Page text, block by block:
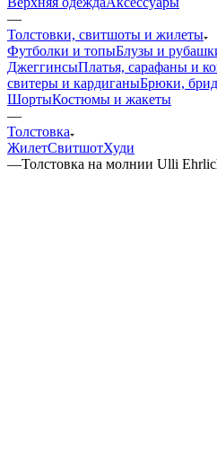
—
Толстовки, свитшоты и жилеты
Футболки и топыБлузы и
ДжеггинсыПлатья, сарафаны и
свитеры и кардиганыБрюки,
ШортыКостюмы и жакеты
—
Толстовка
ЖилетСвитшотХуди
—Толстовка на молнии Ulli